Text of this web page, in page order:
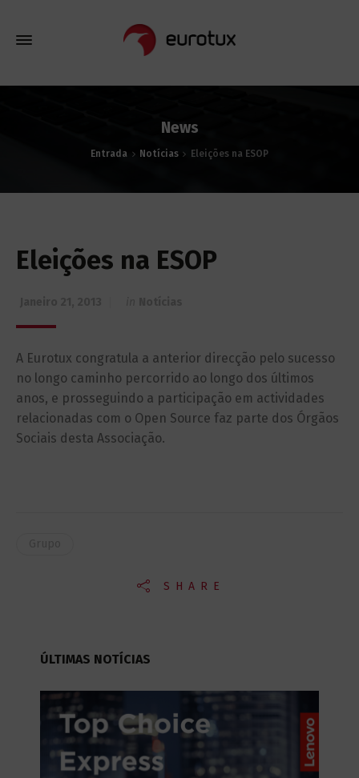
News
Entrada Notícias Eleições na ESOP
Eleições na ESOP
A Eurotux congratula a anterior direcção pelo sucesso
no longo caminho percorrido ao longo dos últimos
anos, e prosseguindo a participação em actividades
relacionadas com o Open Source faz parte dos Órgãos
Sociais desta Associação.
SHARE
ÚLTIMAS NOTÍCIAS